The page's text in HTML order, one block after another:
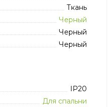
Ткань
Черный
Черный
Черный
IP20
Для спальни